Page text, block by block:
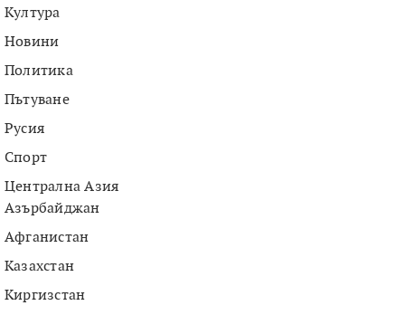
Култура
Новини
Политика
Пътуване
Русия
Спорт
Централна Азия
Азърбайджан
Афганистан
Казахстан
Киргизстан